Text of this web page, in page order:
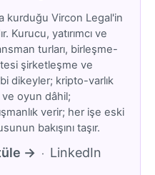
kurduğu Vircon Legal'in
Kurucu, yatırımcı ve
turları, birleşme-
şirketleşme ve
dikeyler; kripto-varlık
ve oyun dâhil;
verir; her işe eski
bakışını taşır.
→ · LinkedIn